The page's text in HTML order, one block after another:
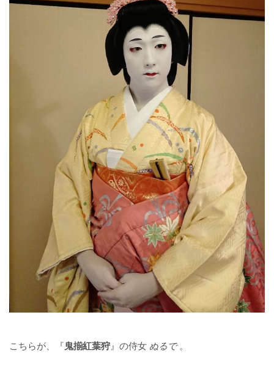
こちらが、『鬼揃紅葉狩 』の侍女 ぬるで 。